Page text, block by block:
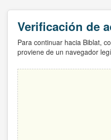
Verificación de
Para continuar hacia Biblat,
proviene de un navegador